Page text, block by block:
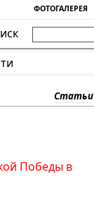
ФОТОГАЛЕРЕЯ
Статьи
Победы в